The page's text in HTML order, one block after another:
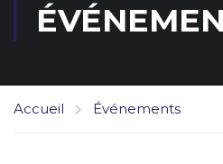
Accueil Événements